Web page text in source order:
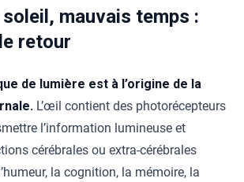
mauvais temps :
retour
de lumière est à l’origine de la
L’œil contient des photorécepteurs
l’information lumineuse et
cérébrales ou extra-cérébrales
la cognition, la mémoire, la